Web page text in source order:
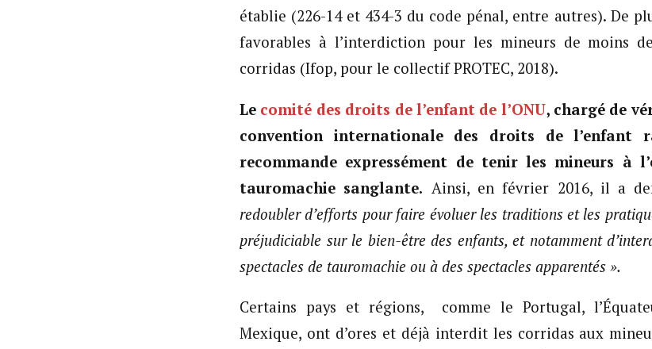
établie (226-14 et 434-3 du code pénal, entre autres). De
favorables à l’interdiction pour les mineurs de moins
corridas (Ifop, pour le collectif PROTEC, 2018).
Le comité des droits de l’enfant de l’ONU, chargé de
convention internationale des droits de l’enfant
recommande expressément de tenir les mineurs à
tauromachie sanglante. Ainsi, en février 2016, il a
redoubler d’efforts pour faire évoluer les traditions et les
préjudiciable sur le bien-être des enfants, et notamment
spectacles de tauromachie ou à des spectacles apparentés ».
Certains pays et régions, comme le Portugal,
Mexique, ont d’ores et déjà interdit les corridas aux